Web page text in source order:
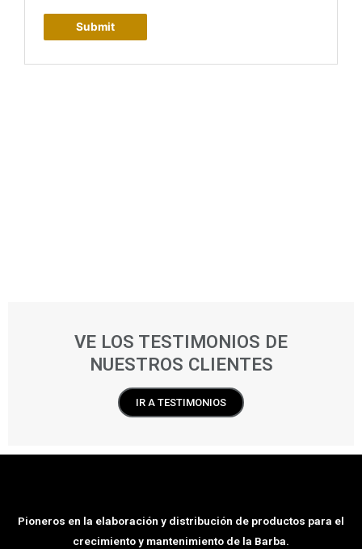
VE LOS TESTIMONIOS DE
NUESTROS CLIENTES
IR A TESTIMONIOS
Pioneros en la elaboración y distribución de productos para el
crecimiento y mantenimiento de la Barba.